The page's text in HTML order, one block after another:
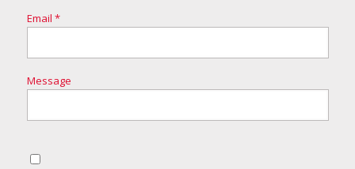
Email *
Message